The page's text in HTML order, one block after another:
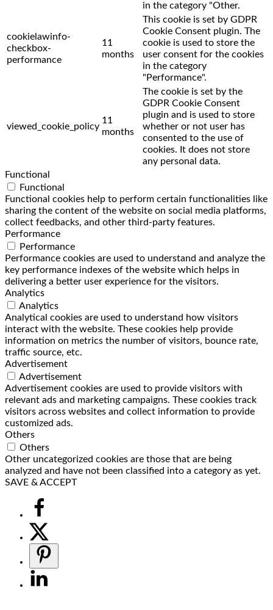
in the category "Other.
cookielawinfo-
checkbox-
performance
11
months
This cookie is set by GDPR
Cookie Consent plugin. The
cookie is used to store the
user consent for the cookies
in the category
"Performance".
viewed_cookie_policy
11
months
The cookie is set by the
GDPR Cookie Consent
plugin and is used to store
whether or not user has
consented to the use of
cookies. It does not store
any personal data.
Functional
Functional
Functional cookies help to perform certain functionalities like
sharing the content of the website on social media platforms,
collect feedbacks, and other third-party features.
Performance
Performance
Performance cookies are used to understand and analyze the
key performance indexes of the website which helps in
delivering a better user experience for the visitors.
Analytics
Analytics
Analytical cookies are used to understand how visitors
interact with the website. These cookies help provide
information on metrics the number of visitors, bounce rate,
traffic source, etc.
Advertisement
Advertisement
Advertisement cookies are used to provide visitors with
relevant ads and marketing campaigns. These cookies track
visitors across websites and collect information to provide
customized ads.
Others
Others
Other uncategorized cookies are those that are being
analyzed and have not been classified into a category as yet.
SAVE & ACCEPT